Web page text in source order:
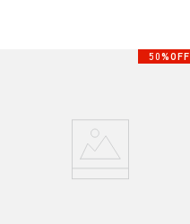
50%OFF